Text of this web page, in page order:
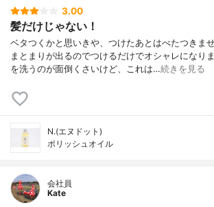
3.00
髪だけじゃない！
ベタつくかと思いきや、つけたあとはべたつきま
まとまりが出るのでつけるだけでオシャレになり
を洗うのが面倒くさいけど、これは…続きを見る
N.(エヌドット)
ポリッシュオイル
会社員
Kate